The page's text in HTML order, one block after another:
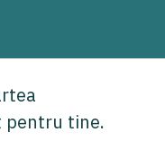
pentru tine.